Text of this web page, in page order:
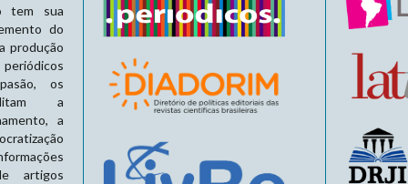
tem sua
do
produção
os
a
a
artigos